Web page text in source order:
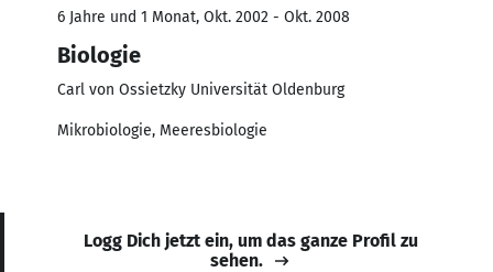
6 Jahre und 1 Monat, Okt. 2002 - Okt. 2008
Biologie
Carl von Ossietzky Universität Oldenburg
Mikrobiologie, Meeresbiologie
Logg Dich jetzt ein, um das ganze Profil zu
sehen.